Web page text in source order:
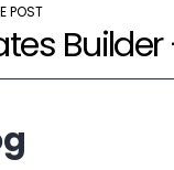
POST
Builder